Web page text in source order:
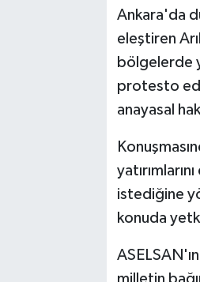
Ankara'da
eleştiren
bölgelerde
protesto
anayasal
istediğine
konuda